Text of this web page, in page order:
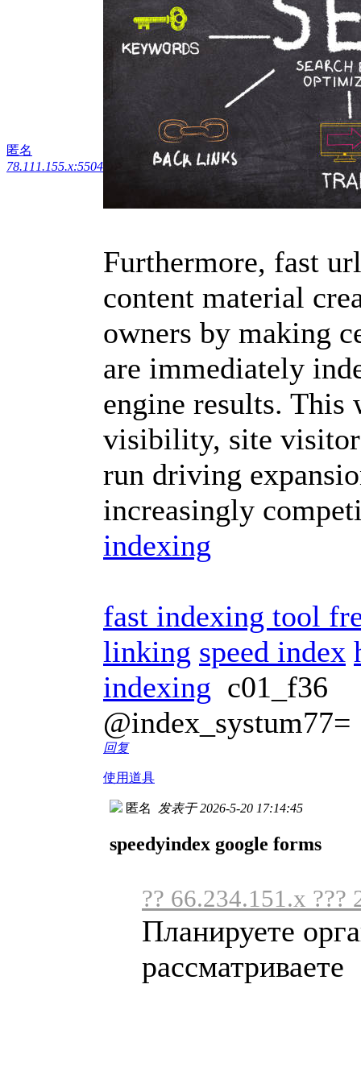
匿名
78.111.155.x:5504
Furthermore, fast
content material
owners by making
are immediately
engine results.
visibility, site
run driving
increasingly
indexing
fast indexing tool
linking speed index
indexing c01_f36
@index_systum77=
回复
使用道具
匿名 发表于 2026-5-20 17:14:45
speedyindex google forms
?? 66.234.151.x ???
Планируете
рассматриваете